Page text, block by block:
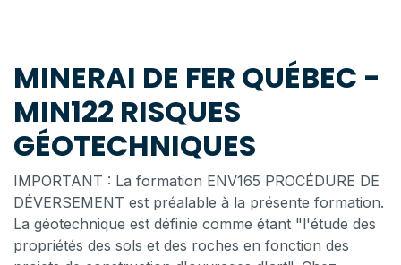
MINERAI DE FER QUÉBEC -
MIN122 RISQUES
GÉOTECHNIQUES
IMPORTANT : La formation ENV165 PROCÉDURE DE
DÉVERSEMENT est préalable à la présente formation.
La géotechnique est définie comme étant "l'étude des
propriétés des sols et des roches en fonction des